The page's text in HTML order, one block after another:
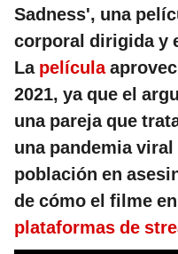
Sadness', una
corporal dirigida y
La película
2021, ya que el
una pareja que
una pandemia
población en
de cómo el filme
plataformas de